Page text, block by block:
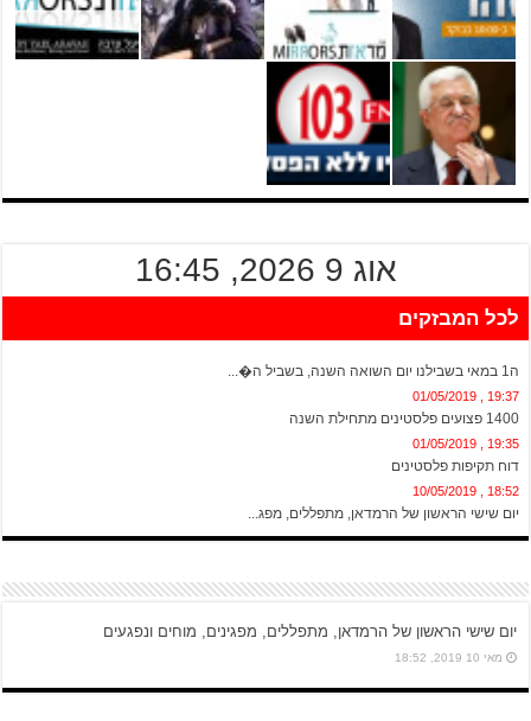
אוג 9 2026, 16:45
לכל המבזקים
ה1 במאי בשבילנו יום השואה השנה, בשביל ה�...
19:37 , 01/05/2019
1400 פצועים פלסטינים מתחילת השנה
19:35 , 01/05/2019
דוח תקיפות פלסטינים
18:52 , 10/05/2019
יום שישי הראשון של הרמדאן, מתפללים, מפג...
יום שישי הראשון של הרמדאן, מתפללים, מפגינים, מוחים ונפגעים
מאי 10 2019, 18:52